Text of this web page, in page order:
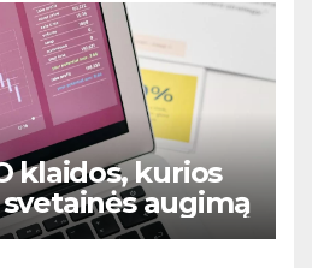
klaidos, kurios
augimą